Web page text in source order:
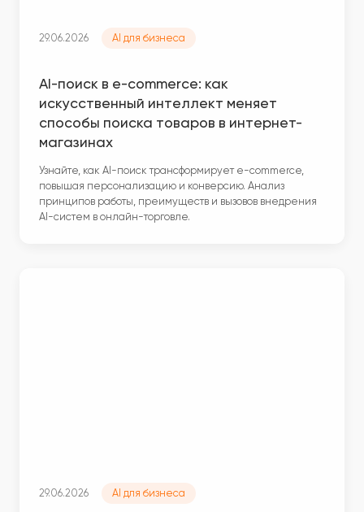
29.06.2026 AI для бизнеса
AI-поиск в e-commerce: как
искусственный интеллект меняет
способы поиска товаров в интернет-
магазинах
Узнайте, как AI-поиск трансформирует e-commerce,
повышая персонализацию и конверсию. Анализ
принципов работы, преимуществ и вызовов внедрения
AI-систем в онлайн-торговле.
29.06.2026 AI для бизнеса